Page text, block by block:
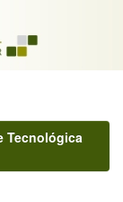
Tecnológica